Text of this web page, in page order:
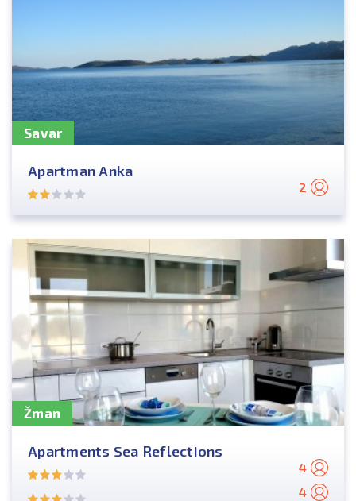
Savar
Apartman Anka
2
Žman
Apartments Sea Reflections
4
4